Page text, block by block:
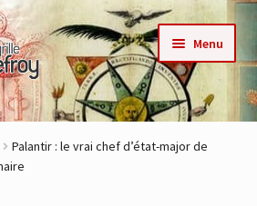
Menu
Palantir : le vrai chef d’état-major de